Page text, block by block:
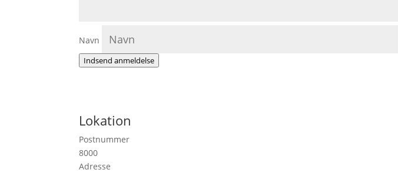
Navn
Indsend anmeldelse
Lokation
Postnummer
8000
Adresse